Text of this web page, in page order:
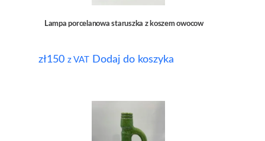
Lampa porcelanowa staruszka z koszem owocow
zł150 z VAT Dodaj do koszyka